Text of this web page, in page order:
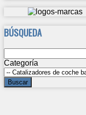
BÚSQUEDA
Categoría